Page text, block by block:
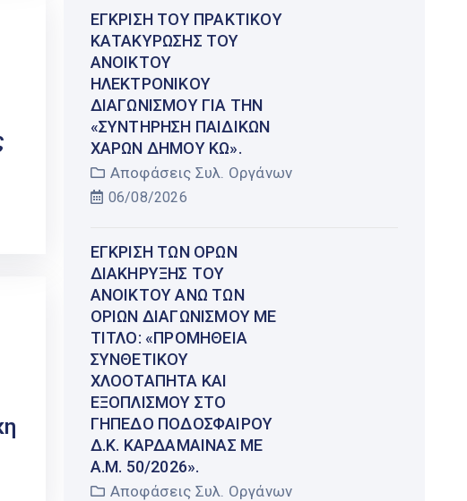
ΈΓΚΡΙΣΗ ΤΟΥ ΠΡΑΚΤΙΚΟΎ
ΚΑΤΑΚΎΡΩΣΗΣ ΤΟΥ
ΑΝΟΙΚΤΟΎ
ΗΛΕΚΤΡΟΝΙΚΟΎ
ΔΙΑΓΩΝΙΣΜΟΎ ΓΙΑ ΤΗΝ
«ΣΥΝΤΉΡΗΣΗ ΠΑΙΔΙΚΏΝ
ΧΑΡΏΝ ΔΉΜΟΥ ΚΩ».
Αποφάσεις Συλ. Οργάνων
06/08/2026
ΈΓΚΡΙΣΗ ΤΩΝ ΌΡΩΝ
ΔΙΑΚΉΡΥΞΗΣ ΤΟΥ
ΑΝΟΙΚΤΟΎ ΆΝΩ ΤΩΝ
ΟΡΊΩΝ ΔΙΑΓΩΝΙΣΜΟΎ ΜΕ
ΤΊΤΛΟ: «ΠΡΟΜΉΘΕΙΑ
ΣΥΝΘΕΤΙΚΟΎ
ΧΛΟΟΤΆΠΗΤΑ ΚΑΙ
ΕΞΟΠΛΙΣΜΟΎ ΣΤΟ
ΓΉΠΕΔΟ ΠΟΔΟΣΦΑΊΡΟΥ
Δ.Κ. ΚΑΡΔΆΜΑΙΝΑΣ ΜΕ
Α.Μ. 50/2026».
Αποφάσεις Συλ. Οργάνων